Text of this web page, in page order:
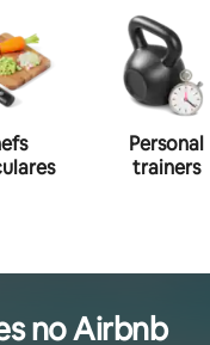
Personal
trainers
no Airbnb